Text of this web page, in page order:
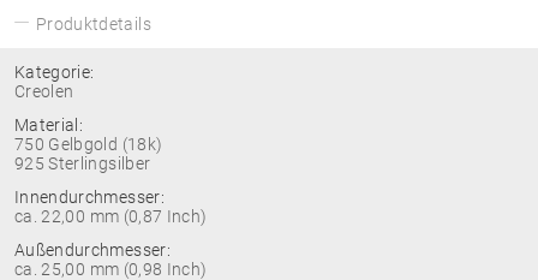
Produktdetails
Kategorie:
Creolen
Material:
750 Gelbgold (18k)
925 Sterlingsilber
Innendurchmesser:
ca. 22,00 mm (0,87 Inch)
Außendurchmesser:
ca. 25,00 mm (0,98 Inch)